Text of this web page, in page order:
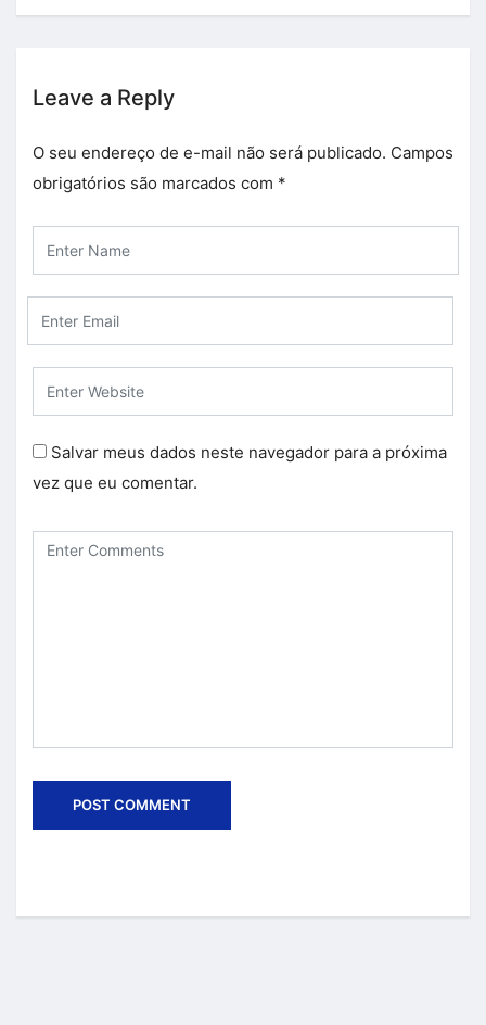
Leave a Reply
O seu endereço de e-mail não será publicado. Campos
obrigatórios são marcados com *
Salvar meus dados neste navegador para a próxima
vez que eu comentar.